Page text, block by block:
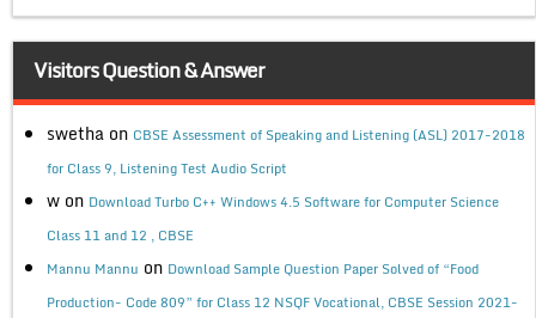
Visitors Question & Answer
swetha on CBSE Assessment of Speaking and Listening (ASL) 2017-2018
for Class 9, Listening Test Audio Script
w on Download Turbo C++ Windows 4.5 Software for Computer Science
Class 11 and 12 , CBSE
Mannu Mannu on Download Sample Question Paper Solved of “Food
Production- Code 809” for Class 12 NSQF Vocational, CBSE Session 2021-